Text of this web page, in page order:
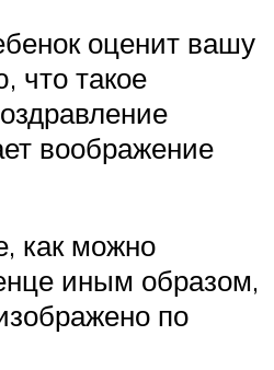
оценит вашу
что такое
воображение
как можно
иным образом,
по